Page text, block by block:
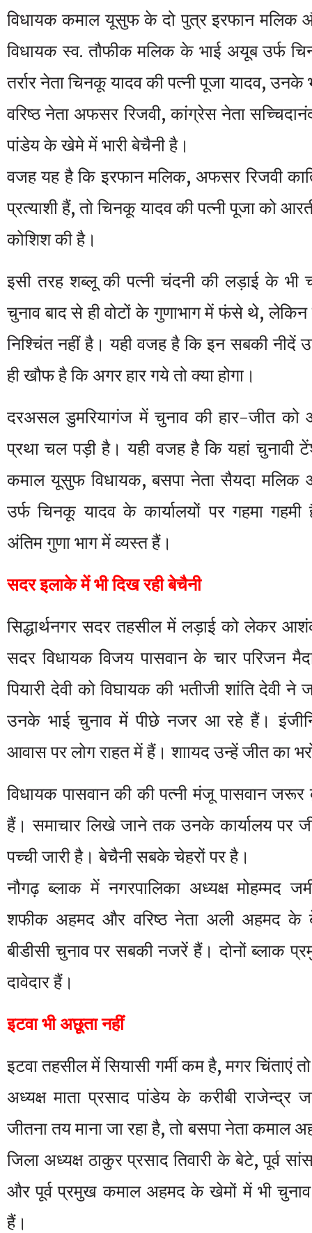
विधायक कमाल यूसुफ के दो पुत्र इरफान मलिक
विधायक स्व. तौफीक मलिक के भाई अयूब उर्फ
तर्रार नेता चिनकू यादव की पत्नी पूजा यादव,
वरिष्ठ नेता अफसर रिजवी, कांग्रेस नेता
पांडेय के खेमे में भारी बेचैनी है।
वजह यह है कि इरफान मलिक, अफसर रिजवी
प्रत्याशी हैं, तो चिनकू यादव की पत्नी पूजा को
कोशिश की है।
इसी तरह शब्लू की पत्नी चंदनी की लड़ाई के
चुनाव बाद से ही वोटों के गुणाभाग में फंसे थे,
निश्चिंत नहीं है। यही वजह है कि इन सबकी नीदें
ही खौफ है कि अगर हार गये तो क्या होगा।
दरअसल डुमरियागंज में चुनाव की हार-जीत
प्रथा चल पड़ी है। यही वजह है कि यहां
कमाल यूसुफ विधायक, बसपा नेता सैयदा मलिक
उर्फ चिनकू यादव के कार्यालयों पर गहमा गहमी
अंतिम गुणा भाग में व्यस्त हैं।
सदर इलाके में भी दिख रही बेचैनी
सिद्धार्थनगर सदर तहसील में लड़ाई को लेकर
सदर विधायक विजय पासवान के चार परिजन
पियारी देवी को विघायक की भतीजी शांति देवी
उनके भाई चुनाव में पीछे नजर आ रहे हैं।
आवास पर लोग राहत में हैं। शाायद उन्हें जीत का
विधायक पासवान की की पत्नी मंजू पासवान
हैं। समाचार लिखे जाने तक उनके कार्यालय पर
पच्ची जारी है। बेचैनी सबके चेहरों पर है।
नौगढ़ ब्लाक में नगरपालिका अध्यक्ष मोहम्मद
शफीक अहमद और वरिष्ठ नेता अली अहमद के
बीडीसी चुनाव पर सबकी नजरें हैं। दोनों ब्लाक
दावेदार हैं।
इटवा भी अछूता नहीं
इटवा तहसील में सियासी गर्मी कम है, मगर चिंताएं
अध्यक्ष माता प्रसाद पांडेय के करीबी राजेन्द्र
जीतना तय माना जा रहा है, तो बसपा नेता कमाल
जिला अध्यक्ष ठाकुर प्रसाद तिवारी के बेटे, पूर्व
और पूर्व प्रमुख कमाल अहमद के खेमों में भी चुनाव
हैं।